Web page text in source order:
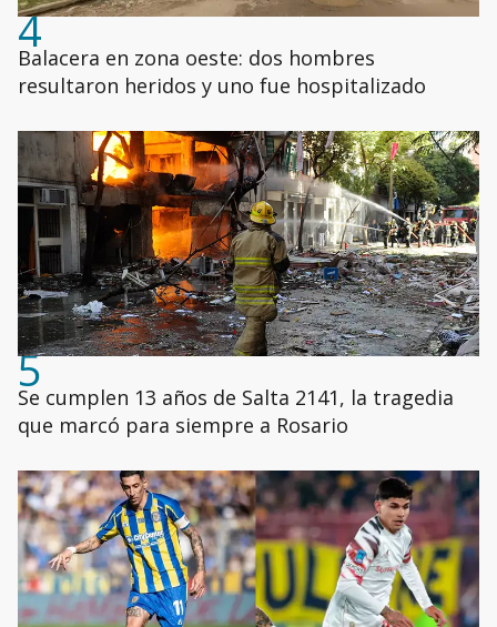
4
Balacera en zona oeste: dos hombres
resultaron heridos y uno fue hospitalizado
5
Se cumplen 13 años de Salta 2141, la tragedia
que marcó para siempre a Rosario